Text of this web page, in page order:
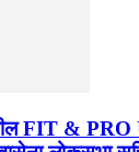
FIT &